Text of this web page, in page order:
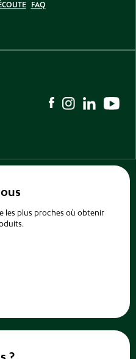
FAQ
les plus proches où obtenir